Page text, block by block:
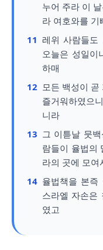
누어 주라 이
라 여호와를 기
11 레위 사람들도
오늘은 성일이
하매
12 모든 백성이 곧
즐거워하였으
니라
13 그 이튿날 뭇
람들이 율법의
라의 곳에 모여
14 율법책을 본즉
스라엘 자손은
였고